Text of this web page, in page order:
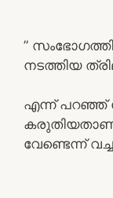
”
നടത്തിയ
എന്ന് പറഞ്ഞ്
വേണ്ടെന്ന്